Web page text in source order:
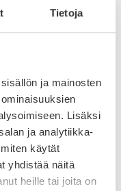
Tietoja
ja mainosten
Lisäksi
ja analytiikka-
käytät
yhdistää näitä
heille tai joita on
mukaan: